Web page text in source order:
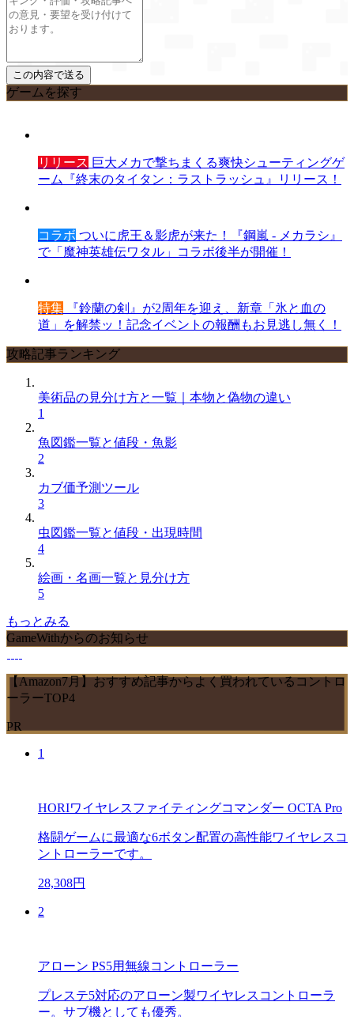
ゲームを探す
リリース 巨大メカで撃ちまくる爽快シューティングゲ
ーム『終末のタイタン：ラストラッシュ』リリース！
コラボ ついに虎王＆影虎が来た！『鋼嵐 - メカラシ』
で「魔神英雄伝ワタル」コラボ後半が開催！
特集 『鈴蘭の剣』が2周年を迎え、新章「氷と血の
道」を解禁ッ！記念イベントの報酬もお見逃し無く！
攻略記事ランキング
美術品の見分け方と一覧｜本物と偽物の違い
1
魚図鑑一覧と値段・魚影
2
カブ価予測ツール
3
虫図鑑一覧と値段・出現時間
4
絵画・名画一覧と見分け方
5
もっとみる
GameWithからのお知らせ
【Amazon7月】おすすめ記事からよく買われているコントロ
ーラーTOP4
PR
1
HORIワイヤレスファイティングコマンダー OCTA Pro
格闘ゲームに最適な6ボタン配置の高性能ワイヤレスコ
ントローラーです。
28,308円
2
アローン PS5用無線コントローラー
プレステ5対応のアローン製ワイヤレスコントローラ
ー。サブ機としても優秀。